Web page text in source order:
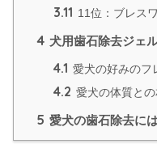
3.11 11位：ブレス
4 犬用歯石除去ジェ
4.1 愛犬の好みのフ
4.2 愛犬の体質と
5 愛犬の歯石除去に